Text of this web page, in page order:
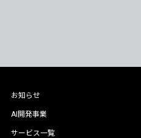
お知らせ
AI開発事業
サービス一覧